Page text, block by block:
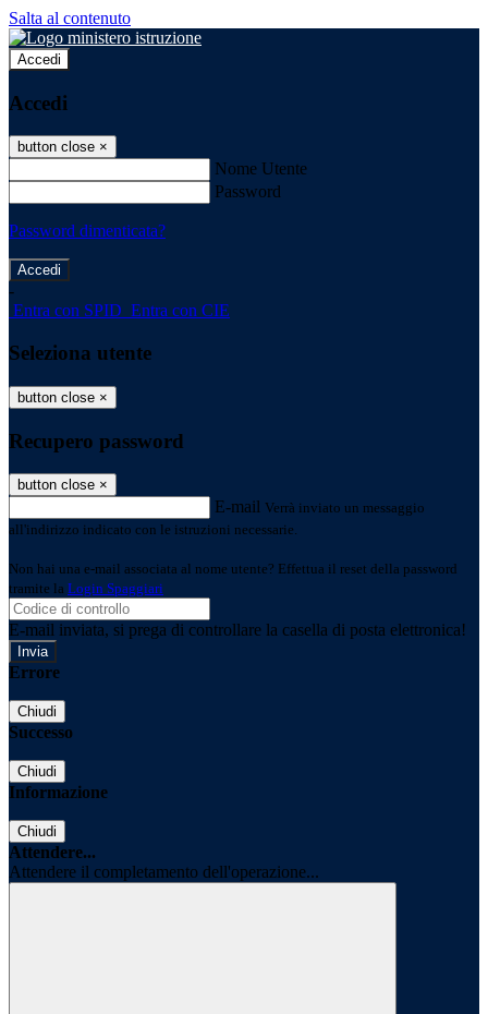
Salta al contenuto
Accedi
Accedi
button close ×
Nome Utente
Password
Password dimenticata?
-
Entra con SPID Entra con CIE
Seleziona utente
button close ×
Recupero password
button close ×
E-mail Verrà inviato un messaggio
all'indirizzo indicato con le istruzioni necessarie.
Non hai una e-mail associata al nome utente? Effettua il reset della password
tramite la Login Spaggiari
E-mail inviata, si prega di controllare la casella di posta elettronica!
Errore
Chiudi
Successo
Chiudi
Informazione
Chiudi
Attendere...
Attendere il completamento dell'operazione...